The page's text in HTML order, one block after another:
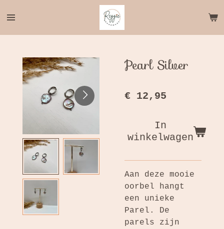
direct
naar
hoofdinhoud
Pearl Silver
€ 12,95
In
winkelwagen
Aan deze mooie
oorbel hangt
een unieke
Parel. De
parels zijn